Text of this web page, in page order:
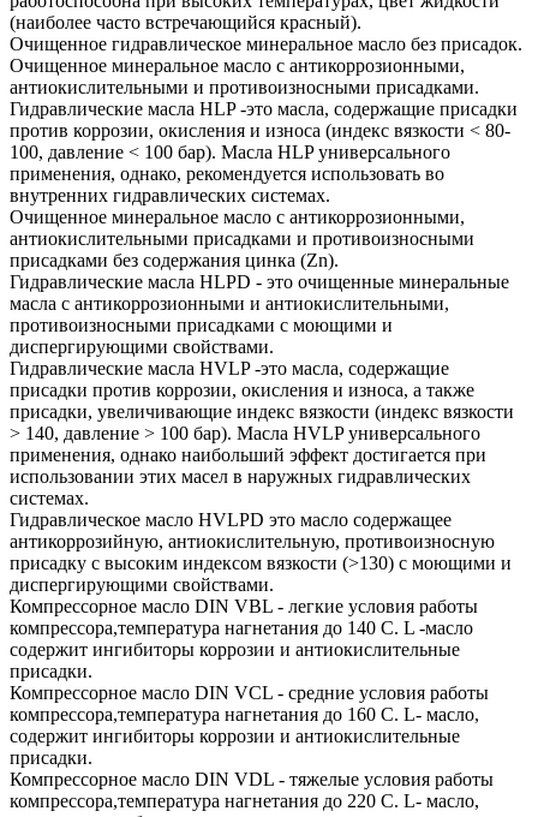
(наиболее часто встречающийся красный).
Очищенное гидравлическое минеральное масло без присадок.
Очищенное минеральное масло с антикоррозионными,
антиокислительными и противоизносными присадками.
Гидравлические масла HLP -это масла, содержащие присадки
против коррозии, окисления и износа (индекс вязкости < 80-
100, давление < 100 бар). Масла HLP универсального
применения, однако, рекомендуется использовать во
внутренних гидравлических системах.
Очищенное минеральное масло с антикоррозионными,
антиокислительными присадками и противоизносными
присадками без содержания цинка (Zn).
Гидравлические масла HLPD - это очищенные минеральные
масла с антикоррозионными и антиокислительными,
противоизносными присадками с моющими и
диспергирующими свойствами.
Гидравлические масла HVLP -это масла, содержащие
присадки против коррозии, окисления и износа, а также
присадки, увеличивающие индекс вязкости (индекс вязкости
> 140, давление > 100 бар). Масла HVLP универсального
применения, однако наибольший эффект достигается при
использовании этих масел в наружных гидравлических
системах.
Гидравлическое масло HVLPD это масло содержащее
антикоррозийную, антиокислительную, противоизносную
присадку с высоким индексом вязкости (>130) с моющими и
диспергирующими свойствами.
Компрессорное масло DIN VBL - легкие условия работы
компрессора,температура нагнетания до 140 С. L -масло
содержит ингибиторы коррозии и антиокислительные
присадки.
Компрессорное масло DIN VCL - средние условия работы
компрессора,температура нагнетания до 160 С. L- масло,
содержит ингибиторы коррозии и антиокислительные
присадки.
Компрессорное масло DIN VDL - тяжелые условия работы
компрессора,температура нагнетания до 220 С. L- масло,